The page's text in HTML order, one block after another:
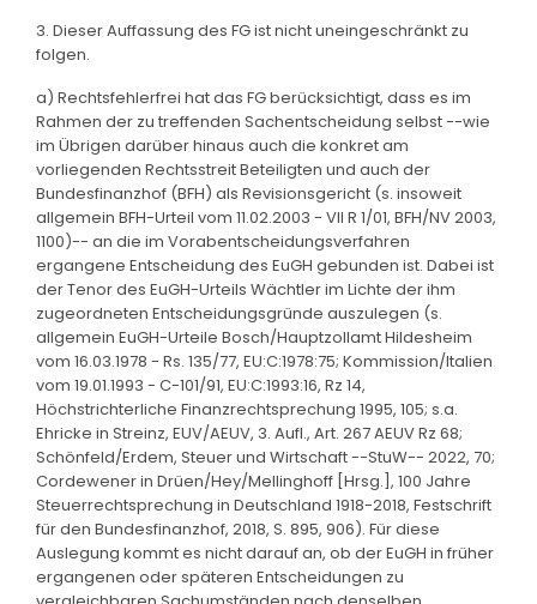
3. Dieser Auffassung des FG ist nicht uneingeschränkt zu
folgen.
a) Rechtsfehlerfrei hat das FG berücksichtigt, dass es im
Rahmen der zu treffenden Sachentscheidung selbst --wie
im Übrigen darüber hinaus auch die konkret am
vorliegenden Rechtsstreit Beteiligten und auch der
Bundesfinanzhof (BFH) als Revisionsgericht (s. insoweit
allgemein BFH-Urteil vom 11.02.2003 - VII R 1/01, BFH/NV 2003,
1100)-- an die im Vorabentscheidungsverfahren
ergangene Entscheidung des EuGH gebunden ist. Dabei ist
der Tenor des EuGH-Urteils Wächtler im Lichte der ihm
zugeordneten Entscheidungsgründe auszulegen (s.
allgemein EuGH-Urteile Bosch/Hauptzollamt Hildesheim
vom 16.03.1978 - Rs. 135/77, EU:C:1978:75; Kommission/Italien
vom 19.01.1993 - C-101/91, EU:C:1993:16, Rz 14,
Höchstrichterliche Finanzrechtsprechung 1995, 105; s.a.
Ehricke in Streinz, EUV/AEUV, 3. Aufl., Art. 267 AEUV Rz 68;
Schönfeld/Erdem, Steuer und Wirtschaft --StuW-- 2022, 70;
Cordewener in Drüen/Hey/Mellinghoff [Hrsg.], 100 Jahre
Steuerrechtsprechung in Deutschland 1918-2018, Festschrift
für den Bundesfinanzhof, 2018, S. 895, 906). Für diese
Auslegung kommt es nicht darauf an, ob der EuGH in früher
ergangenen oder späteren Entscheidungen zu